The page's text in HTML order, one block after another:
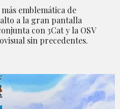
emblemática de
a la gran pantalla
con 3Cat y la OSV
sin precedentes.